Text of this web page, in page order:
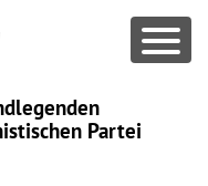
Partei